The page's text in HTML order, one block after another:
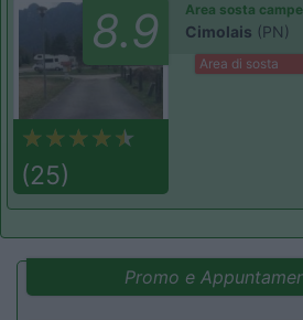
8.9
(25)
Area sosta
Cimolais (PN)
Area di sosta
Promo e